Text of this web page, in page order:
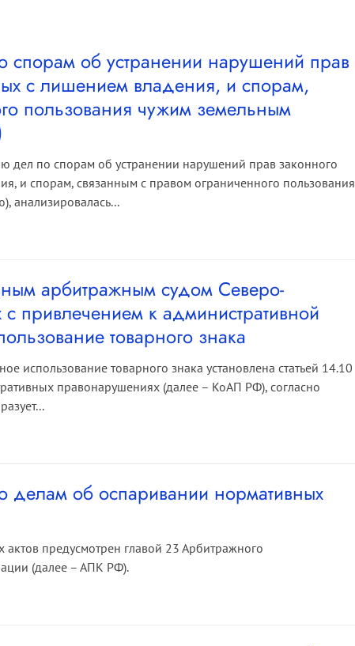
об устранении нарушений прав
с лишением владения, и спорам,
пользования чужим земельным
дел по спорам об устранении нарушений прав законного
и спорам, связанным с правом ограниченного пользования
анализировалась...
арбитражным судом Северо-
привлечением к административной
товарного знака
использование товарного знака установлена статьей 14.10
правонарушениях (далее – КоАП РФ), согласно
об оспаривании нормативных
предусмотрен главой 23 Арбитражного
(далее – АПК РФ).